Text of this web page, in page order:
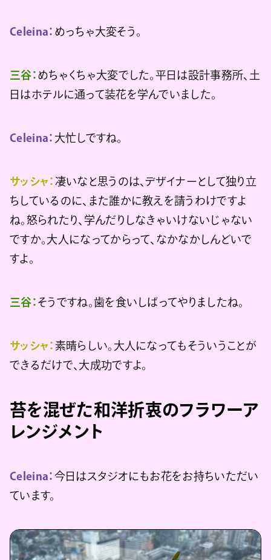
Celeina： めっちゃ大変そう。
三谷： めちゃくちゃ大変でした。平日は設計事務所、土
日はホテルに通って装花を学んでいました。
Celeina： 大忙しですね。
サッシャ： 凄いなと思うのは、デザイナーとして独り立
ちしているのに、また誰かに教えを請うわけですよ
ね。怒られたり、学んだりしなきゃいけないじゃない
ですか。大人になってからって、なかなかしんどいで
すよ。
三谷： そうですね。歯を食いしばってやりましたね。
サッシャ： 素晴らしい。大人になってもそういうことが
できるだけで、大成功ですよ。
苔を混ぜた和洋折衷のフラワーア
レンジメント
Celeina： 今日はスタジオにもお花をお持ちいただい
ています。